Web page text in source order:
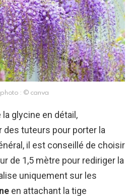
: © canva
la glycine en détail,
tuteurs pour porter la
il est conseillé de choisir
de 1,5 mètre pour rediriger la
uniquement sur les
en attachant la tige